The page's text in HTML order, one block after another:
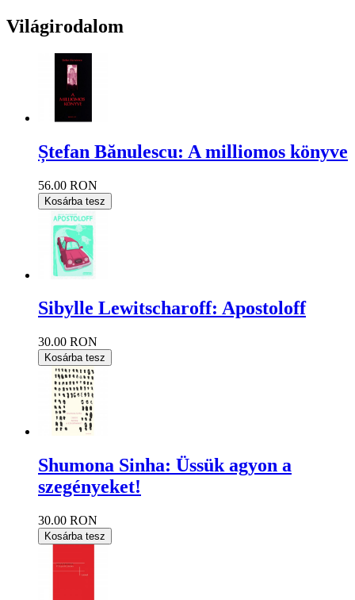
Világirodalom
Ștefan Bănulescu: A milliomos könyve
56.00 RON
Kosárba tesz
Sibylle Lewitscharoff: Apostoloff
30.00 RON
Kosárba tesz
Shumona Sinha: Üssük agyon a
szegényeket!
30.00 RON
Kosárba tesz